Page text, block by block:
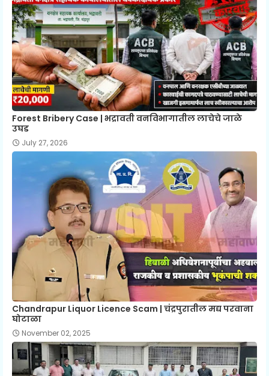
Forest Bribery Case | भद्रावती वनविभागातील लाचेचे जाळे
उघड
July 27, 2026
Chandrapur Liquor Licence Scam | चंद्रपुरातील मद्य परवाना
घोटाळा
November 02, 2025